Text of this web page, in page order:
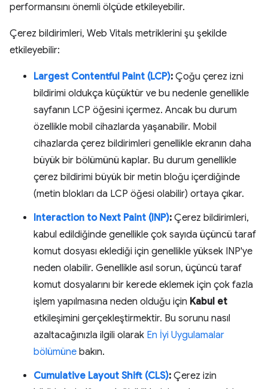
performansını önemli ölçüde etkileyebilir.
Çerez bildirimleri, Web Vitals metriklerini şu şekilde
etkileyebilir:
Largest Contentful Paint (LCP): Çoğu çerez izni
bildirimi oldukça küçüktür ve bu nedenle genellikle
sayfanın LCP öğesini içermez. Ancak bu durum
özellikle mobil cihazlarda yaşanabilir. Mobil
cihazlarda çerez bildirimleri genellikle ekranın daha
büyük bir bölümünü kaplar. Bu durum genellikle
çerez bildirimi büyük bir metin bloğu içerdiğinde
(metin blokları da LCP öğesi olabilir) ortaya çıkar.
Interaction to Next Paint (INP): Çerez bildirimleri,
kabul edildiğinde genellikle çok sayıda üçüncü taraf
komut dosyası eklediği için genellikle yüksek INP'ye
neden olabilir. Genellikle asıl sorun, üçüncü taraf
komut dosyalarını bir kerede eklemek için çok fazla
işlem yapılmasına neden olduğu için Kabul et
etkileşimini gerçekleştirmektir. Bu sorunu nasıl
azaltacağınızla ilgili olarak En İyi Uygulamalar
bölümüne bakın.
Cumulative Layout Shift (CLS): Çerez izin